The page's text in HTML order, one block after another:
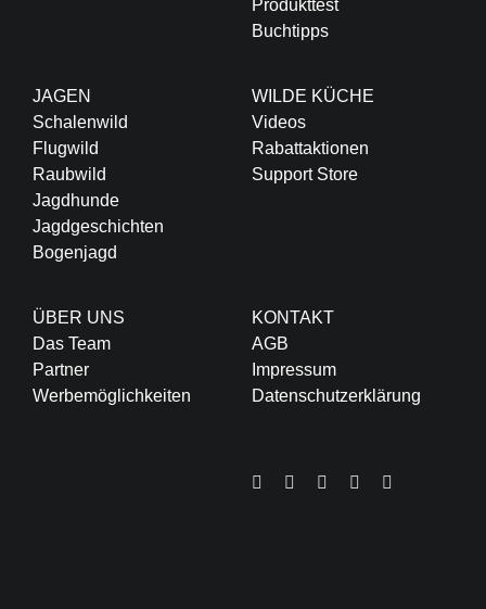
Produkttest
Buchtipps
JAGEN
Schalenwild
Flugwild
Raubwild
Jagdhunde
Jagdgeschichten
Bogenjagd
WILDE KÜCHE
Videos
Rabattaktionen
Support Store
ÜBER UNS
Das Team
Partner
Werbemöglichkeiten
KONTAKT
AGB
Impressum
Datenschutzerklärung